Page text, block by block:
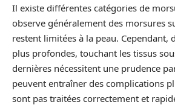
Il existe différentes catégories de
observe généralement des morsures
restent limitées à la peau. Cependant,
plus profondes, touchant les tissus
dernières nécessitent une prudence
peuvent entraîner des complications
sont pas traitées correctement et